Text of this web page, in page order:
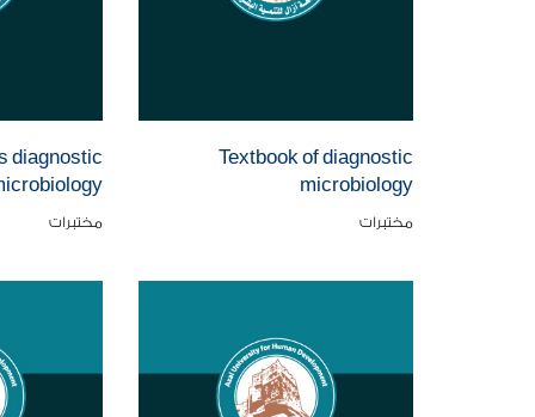
Textbook of diagnostic
microbiology
مختبرات
diagnostic
مختبرات